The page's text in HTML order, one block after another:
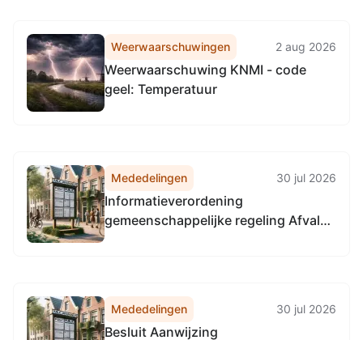
Weerwaarschuwingen 2 aug 2026
Weerwaarschuwing KNMI - code
geel: Temperatuur
Mededelingen 30 jul 2026
Informatieverordening
gemeenschappelijke regeling Afval
Mededelingen 30 jul 2026
Besluit Aanwijzing